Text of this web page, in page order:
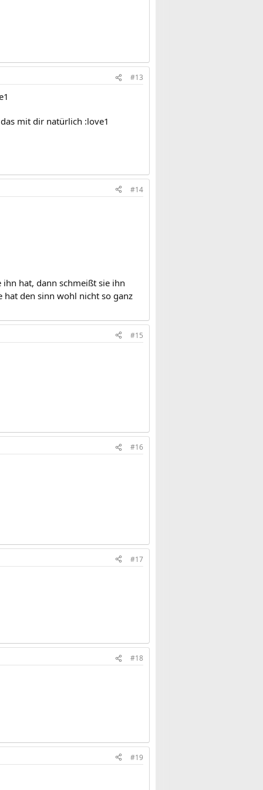
#13
mit dir natürlich :love1
#14
hat, dann schmeißt sie ihn
hat den sinn wohl nicht so ganz
#15
#16
#17
#18
#19